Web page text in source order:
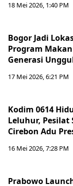
18 Mei 2026, 1:40 PM
Bogor Jadi
Program
Generasi
17 Mei 2026, 6:21 PM
Kodim 0614
Leluhur, Pesilat
Cirebon Adu
16 Mei 2026, 7:28 PM
Prabowo